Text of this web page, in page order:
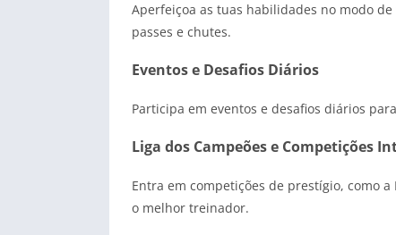
Aperfeiçoa as tuas habilidades no modo
passes e chutes.
Eventos e Desafios Diários
Participa em eventos e desafios diários
Liga dos Campeões e Competições
Entra em competições de prestígio, como
o melhor treinador.